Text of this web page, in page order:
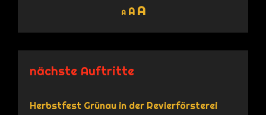
A
Decrease
font
AReset
AIncrease
font
size.
nächste Auftritte
Herbstfest Grünau in der Revierförsterei